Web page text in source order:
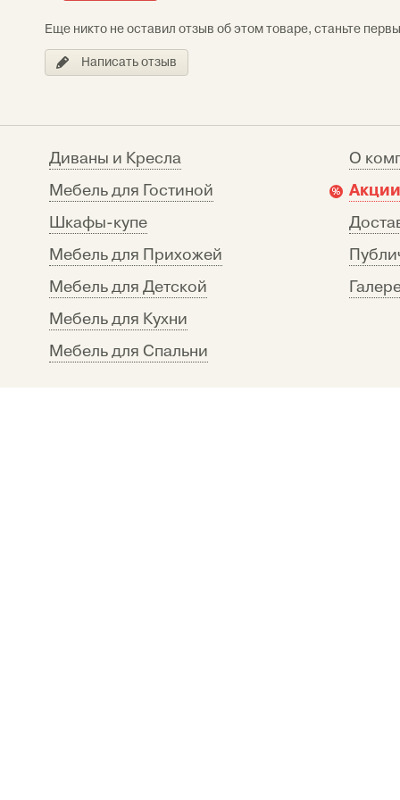
Еще никто не оставил отзыв об этом товаре, станьте
Написать отзыв
Диваны и Кресла
Мебель для Гостиной
Шкафы-купе
Мебель для Прихожей
Мебель для Детской
Мебель для Кухни
Мебель для Спальни
О